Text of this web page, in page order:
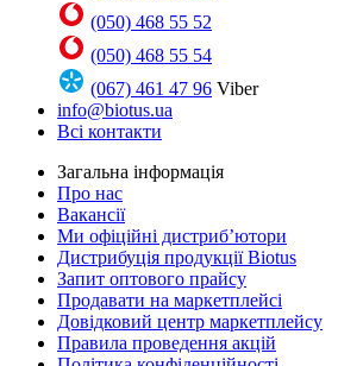
(050) 468 55 52
(050) 468 55 54
(067) 461 47 96 Viber
info@biotus.ua
Всі контакти
Загальна інформація
Про нас
Вакансії
Ми офіційні дистриб’ютори
Дистрибуція продукції Biotus
Запит оптового прайсу
Продавати на маркетплейсі
Довідковий центр маркетплейсу
Правила проведення акцій